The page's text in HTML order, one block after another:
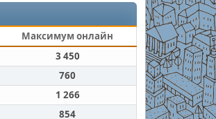
Максимум онлайн
3 450
760
1 266
854